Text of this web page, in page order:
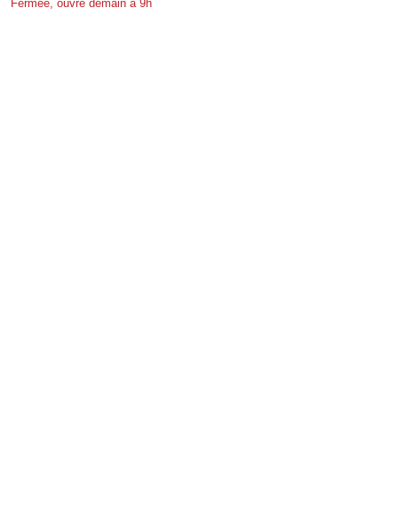
Fermée, ouvre demain à 9h